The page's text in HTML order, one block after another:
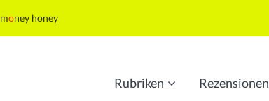
money honey
Rubriken Rezensionen